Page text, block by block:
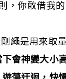
，你敢借我
繩是用來取
會神變大小